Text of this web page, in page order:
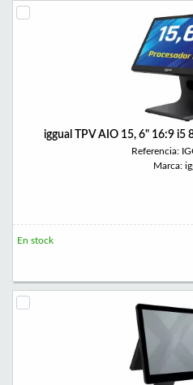
iggual TPV AIO 15, 6" 16:9
Referencia:
Marca:
En stock